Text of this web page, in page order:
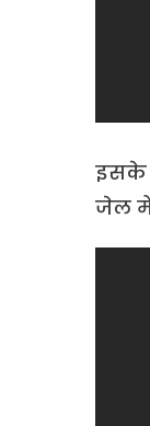
इसके
जेल में